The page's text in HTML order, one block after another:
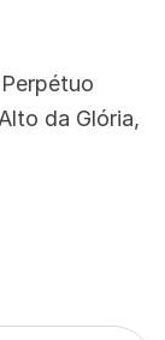
da Glória,